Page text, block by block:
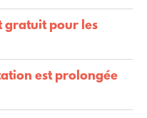
gratuit pour les
est prolongée